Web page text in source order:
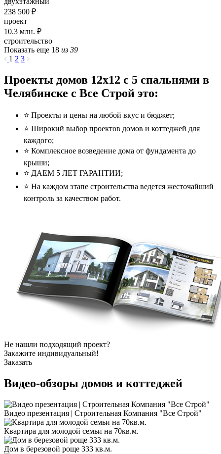
238 500 ₽
проект
10.3 млн. ₽
строительство
Показать еще 18 из 39
1 2 3
Проекты домов 12x12 с 5 спальнями в
Челябинске с Все Строй это:
⭐️ Проекты и цены на любой вкус и бюджет;
⭐️ Широкий выбор проектов домов и коттеджей для
каждого;
⭐️ Комплексное возведение дома от фундамента до
крыши;
⭐️ ДАЕМ 5 ЛЕТ ГАРАНТИИ;
⭐️ На каждом этапе строительства ведется жесточайший
контроль за качеством работ.
Не нашли подходящий проект?
Закажите индивидуальный!
Заказать
Видео-обзоры домов и коттеджей
Видео презентация | Строительная Компания "Все Строй"
Квартира для молодой семьи на 70кв.м.
Дом в березовой роще 333 кв.м.